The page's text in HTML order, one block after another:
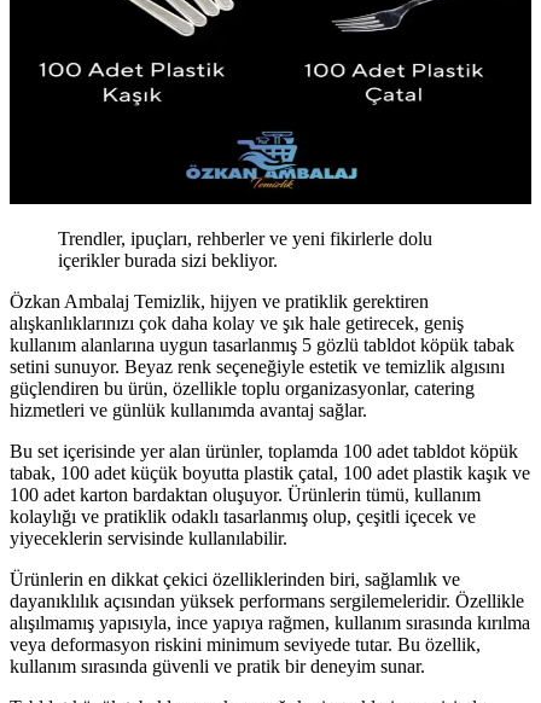
Trendler, ipuçları, rehberler ve yeni fikirlerle dolu
içerikler burada sizi bekliyor.
Özkan Ambalaj Temizlik, hijyen ve pratiklik gerektiren
alışkanlıklarınızı çok daha kolay ve şık hale getirecek, geniş
kullanım alanlarına uygun tasarlanmış 5 gözlü tabldot köpük tabak
setini sunuyor. Beyaz renk seçeneğiyle estetik ve temizlik algısını
güçlendiren bu ürün, özellikle toplu organizasyonlar, catering
hizmetleri ve günlük kullanımda avantaj sağlar.
Bu set içerisinde yer alan ürünler, toplamda 100 adet tabldot köpük
tabak, 100 adet küçük boyutta plastik çatal, 100 adet plastik kaşık ve
100 adet karton bardaktan oluşuyor. Ürünlerin tümü, kullanım
kolaylığı ve pratiklik odaklı tasarlanmış olup, çeşitli içecek ve
yiyeceklerin servisinde kullanılabilir.
Ürünlerin en dikkat çekici özelliklerinden biri, sağlamlık ve
dayanıklılık açısından yüksek performans sergilemeleridir. Özellikle
alışılmamış yapısıyla, ince yapıya rağmen, kullanım sırasında kırılma
veya deformasyon riskini minimum seviyede tutar. Bu özellik,
kullanım sırasında güvenli ve pratik bir deneyim sunar.